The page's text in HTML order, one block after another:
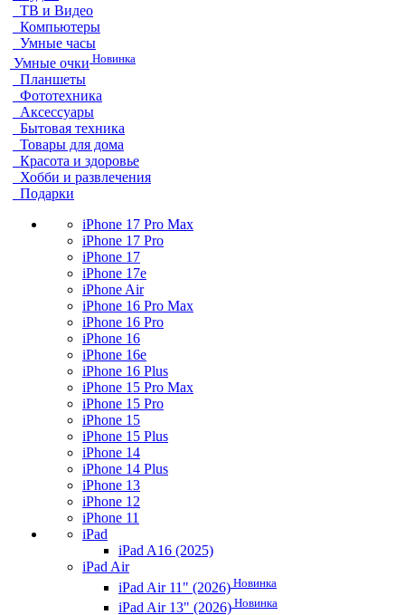
ТВ и Видео
Компьютеры
Умные часы
Умные очки Новинка
Планшеты
Фототехника
Аксессуары
Бытовая техника
Товары для дома
Красота и здоровье
Хобби и развлечения
Подарки
iPhone 17 Pro Max
iPhone 17 Pro
iPhone 17
iPhone 17e
iPhone Air
iPhone 16 Pro Max
iPhone 16 Pro
iPhone 16
iPhone 16e
iPhone 16 Plus
iPhone 15 Pro Max
iPhone 15 Pro
iPhone 15
iPhone 15 Plus
iPhone 14
iPhone 14 Plus
iPhone 13
iPhone 12
iPhone 11
iPad
iPad A16 (2025)
iPad Air
iPad Air 11" (2026) Новинка
iPad Air 13" (2026) Новинка